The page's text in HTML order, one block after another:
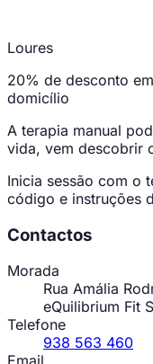
Loures
20% de desconto
domicílio
A terapia manual
vida, vem descobrir
Inicia sessão com o
código e instruções
Contactos
Morada
Rua Amália
eQuilibrium Fit
Telefone
938 563 460